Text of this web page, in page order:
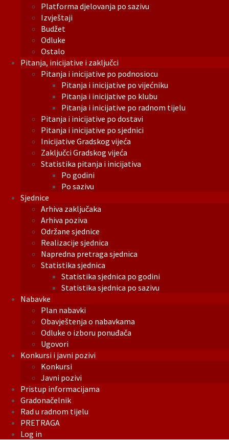
Platforma djelovanja po sazivu
Izvještaji
Budžet
Odluke
Ostalo
Pitanja, inicijative i zaključci
Pitanja i inicijative po podnosiocu
Pitanja i inicijative po vijećniku
Pitanja i inicijative po klubu
Pitanja i inicijative po radnom tijelu
Pitanja i inicijative po dostavi
Pitanja i inicijative po sjednici
Inicijative Gradskog vijeća
Zaključci Gradskog vijeća
Statistika pitanja i inicijativa
Po godini
Po sazivu
Sjednice
Arhiva zaključaka
Arhiva poziva
Održane sjednice
Realizacije sjednica
Napredna pretraga sjednica
Statistika sjednica
Statistika sjednica po godini
Statistika sjednica po sazivu
Nabavke
Plan nabavki
Obavještenja o nabavkama
Odluke o izboru ponuđača
Ugovori
Konkursi i javni pozivi
Konkursi
Javni pozivi
Pristup informacijama
Gradonačelnik
Rad u radnom tijelu
PRETRAGA
Log in